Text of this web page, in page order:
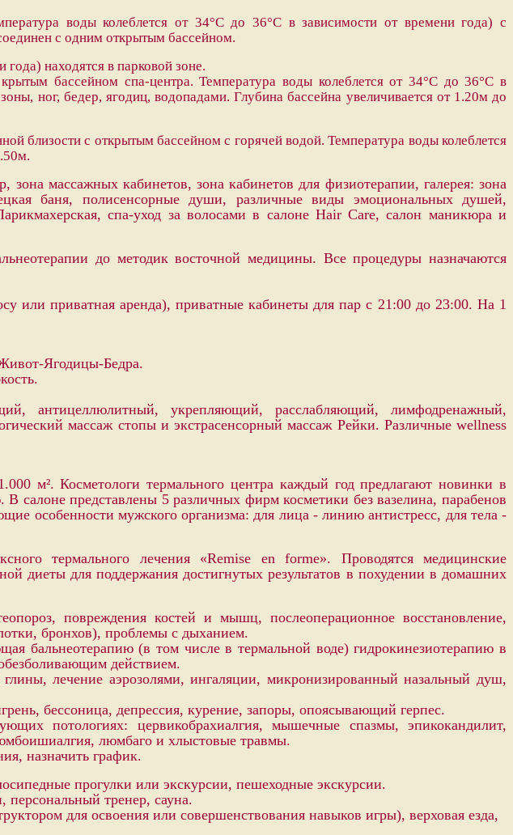
воды колеблется от 34°C до 36°C в зависимости от времени года) с
с одним открытым бассейном.
года) находятся в парковой зоне.
бассейном спа-центра. Температура воды колеблется от 34°C до 36°C в
ног, бедер, ягодиц, водопадами. Глубина бассейна увеличивается от 1.20м до
близости с открытым бассейном с горячей водой. Температура воды колеблется
массажных кабинетов, зона кабинетов для физиотерапии, галерея: зона
баня, полисенсорные души, различные виды эмоциональных душей,
спа-уход за волосами в салоне Hair Care, салон маникюра и
до методик восточной медицины. Все процедуры назначаются
или приватная аренда), приватные кабинеты для пар с 21:00 до 23:00. На 1
Ягодицы-Бедра.
антицеллюлитный, укрепляющий, расслабляющий, лимфодренажный,
массаж стопы и экстрасенсорный массаж Рейки. Различные wellness
м². Косметологи термального центра каждый год предлагают новинки в
салоне представлены 5 различных фирм косметики без вазелина, парабенов
особенности мужского организма: для лица - линию антистресс, для тела -
термального лечения «Remise en forme». Проводятся медицинские
диеты для поддержания достигнутых результатов в похудении в домашних
повреждения костей и мышц, послеоперационное восстановление,
бронхов), проблемы с дыханием.
бальнеотерапию (в том числе в термальной воде) гидрокинезиотерапию в
действием.
лечение аэрозолями, ингаляции, микронизированный назальный душ,
бессоница, депрессия, курение, запоры, опоясывающий герпес.
потологиях: цервикобрахиалгия, мышечные спазмы, эпикокандилит,
люмбаго и хлыстовые травмы.
назначить график.
прогулки или экскурсии, пешеходные экскурсии.
персональный тренер, сауна.
для освоения или совершенствования навыков игры), верховая езда,